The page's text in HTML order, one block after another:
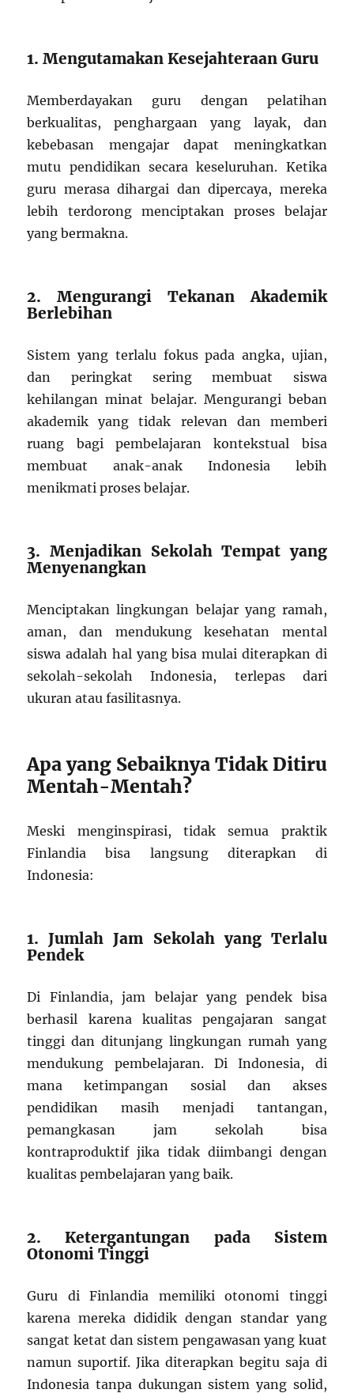
1. Mengutamakan Kesejahteraan Guru
Memberdayakan guru dengan pelatihan
berkualitas, penghargaan yang layak, dan
kebebasan mengajar dapat meningkatkan
mutu pendidikan secara keseluruhan. Ketika
guru merasa dihargai dan dipercaya, mereka
lebih terdorong menciptakan proses belajar
yang bermakna.
2. Mengurangi Tekanan Akademik
Berlebihan
Sistem yang terlalu fokus pada angka, ujian,
dan peringkat sering membuat siswa
kehilangan minat belajar. Mengurangi beban
akademik yang tidak relevan dan memberi
ruang bagi pembelajaran kontekstual bisa
membuat anak-anak Indonesia lebih
menikmati proses belajar.
3. Menjadikan Sekolah Tempat yang
Menyenangkan
Menciptakan lingkungan belajar yang ramah,
aman, dan mendukung kesehatan mental
siswa adalah hal yang bisa mulai diterapkan di
sekolah-sekolah Indonesia, terlepas dari
ukuran atau fasilitasnya.
Apa yang Sebaiknya Tidak Ditiru
Mentah-Mentah?
Meski menginspirasi, tidak semua praktik
Finlandia bisa langsung diterapkan di
Indonesia:
1. Jumlah Jam Sekolah yang Terlalu
Pendek
Di Finlandia, jam belajar yang pendek bisa
berhasil karena kualitas pengajaran sangat
tinggi dan ditunjang lingkungan rumah yang
mendukung pembelajaran. Di Indonesia, di
mana ketimpangan sosial dan akses
pendidikan masih menjadi tantangan,
pemangkasan jam sekolah bisa
kontraproduktif jika tidak diimbangi dengan
kualitas pembelajaran yang baik.
2. Ketergantungan pada Sistem
Otonomi Tinggi
Guru di Finlandia memiliki otonomi tinggi
karena mereka dididik dengan standar yang
sangat ketat dan sistem pengawasan yang kuat
namun suportif. Jika diterapkan begitu saja di
Indonesia tanpa dukungan sistem yang solid,